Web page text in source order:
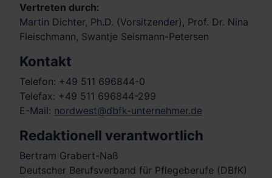
Vertreten durch:
Martin Dichter, Ph.D. (Vorsitzender), Prof. Dr. Nina
Fleischmann, Swantje Seismann-Petersen
Kontakt
Telefon: +49 511 696844-0
Telefax: +49 511 696844-299
E-Mail: nordwest@dbfk-unternehmer.de
Redaktionell verantwortlich
Bertram Grabert-Naß
Deutscher Berufsverband für Pflegeberufe (DBfK)